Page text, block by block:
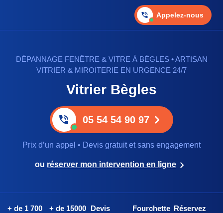
Appelez-nous
DÉPANNAGE FENÊTRE & VITRE À BÈGLES • ARTISAN
VITRIER & MIROITERIE EN URGENCE 24/7
Vitrier Bègles
05 54 54 90 97
Prix d’un appel • Devis gratuit et sans engagement
ou réserver mon intervention en ligne
+ de 1 700
+ de 15000
Devis
Fourchette Réservez